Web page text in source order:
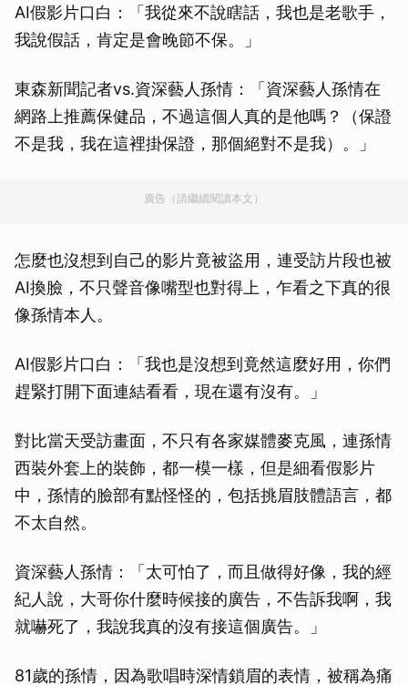
AI假影片口白：「我從來不說瞎話，我也是老歌手，
我說假話，肯定是會晚節不保。」
東森新聞記者vs.資深藝人孫情：「資深藝人孫情在
網路上推薦保健品，不過這個人真的是他嗎？（保證
不是我，我在這裡掛保證，那個絕對不是我）。」
廣告（請繼續閱讀本文）
怎麼也沒想到自己的影片竟被盜用，連受訪片段也被
AI換臉，不只聲音像嘴型也對得上，乍看之下真的很
像孫情本人。
AI假影片口白：「我也是沒想到竟然這麼好用，你們
趕緊打開下面連結看看，現在還有沒有。」
對比當天受訪畫面，不只有各家媒體麥克風，連孫情
西裝外套上的裝飾，都一模一樣，但是細看假影片
中，孫情的臉部有點怪怪的，包括挑眉肢體語言，都
不太自然。
資深藝人孫情：「太可怕了，而且做得好像，我的經
紀人說，大哥你什麼時候接的廣告，不告訴我啊，我
就嚇死了，我說我真的沒有接這個廣告。」
81歲的孫情，因為歌唱時深情鎖眉的表情，被稱為痛